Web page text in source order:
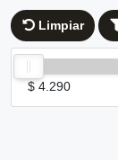
Limpiar
$ 4.290